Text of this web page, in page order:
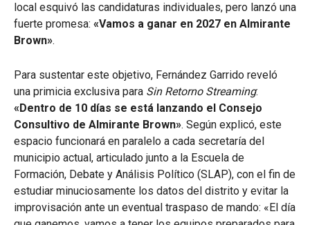
local esquivó las candidaturas individuales, pero lanzó una
fuerte promesa: «Vamos a ganar en 2027 en Almirante
Brown».
Para sustentar este objetivo, Fernández Garrido reveló
una primicia exclusiva para Sin Retorno Streaming:
«Dentro de 10 días se está lanzando el Consejo
Consultivo de Almirante Brown». Según explicó, este
espacio funcionará en paralelo a cada secretaría del
municipio actual, articulado junto a la Escuela de
Formación, Debate y Análisis Político (SLAP), con el fin de
estudiar minuciosamente los datos del distrito y evitar la
improvisación ante un eventual traspaso de mando: «El día